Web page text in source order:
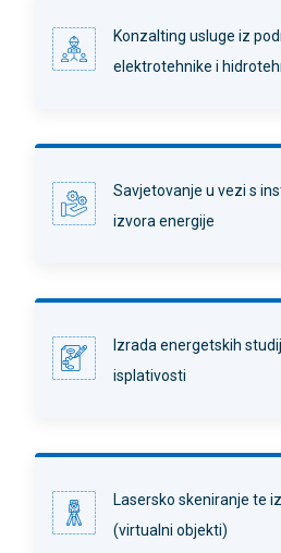
Konzalting usluge iz
elektrotehnike i
Savjetovanje u vezi s
izvora energije
Izrada energetskih
isplativosti
︎Lasersko skeniranje te
(virtualni objekti)